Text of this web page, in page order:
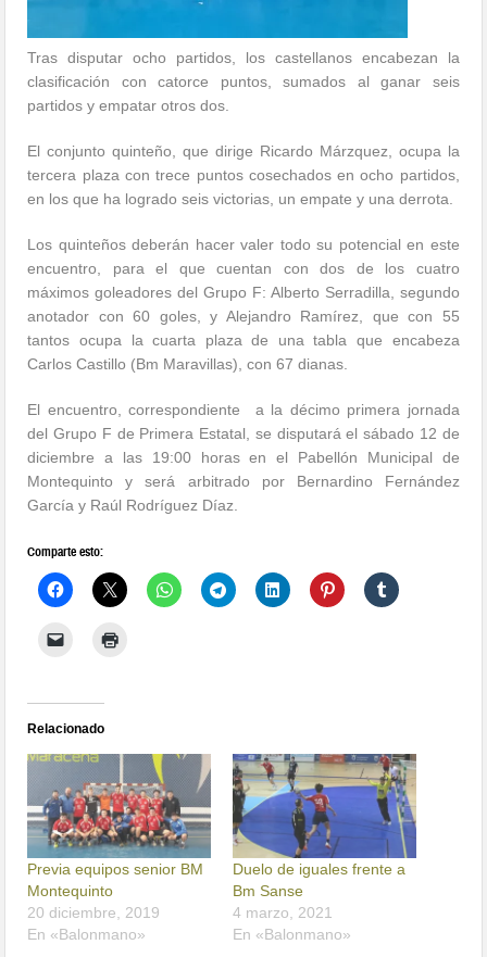
Tras disputar ocho partidos, los castellanos encabezan la
clasificación con catorce puntos, sumados al ganar seis
partidos y empatar otros dos.
El conjunto quinteño, que dirige Ricardo Márzquez, ocupa la
tercera plaza con trece puntos cosechados en ocho partidos,
en los que ha logrado seis victorias, un empate y una derrota.
Los quinteños deberán hacer valer todo su potencial en este
encuentro, para el que cuentan con dos de los cuatro
máximos goleadores del Grupo F: Alberto Serradilla, segundo
anotador con 60 goles, y Alejandro Ramírez, que con 55
tantos ocupa la cuarta plaza de una tabla que encabeza
Carlos Castillo (Bm Maravillas), con 67 dianas.
El encuentro, correspondiente a la décimo primera jornada
del Grupo F de Primera Estatal, se disputará el sábado 12 de
diciembre a las 19:00 horas en el Pabellón Municipal de
Montequinto y será arbitrado por Bernardino Fernández
García y Raúl Rodríguez Díaz.
Comparte esto:
Relacionado
Previa equipos senior BM
Montequinto
20 diciembre, 2019
En «Balonmano»
Duelo de iguales frente a
Bm Sanse
4 marzo, 2021
En «Balonmano»